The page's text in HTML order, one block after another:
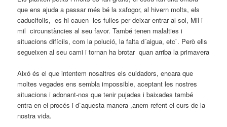
que ens ajuda a passar més bé la xafogor, al hivern molts, els
caducifolis, es hi cauen les fulles per deixar entrar al sol, Mil i
mil circunstàncies al seu favor. També tenen malalties i
situacions difícils, com la polució, la falta d´aigua, etc`. Però ells
segueixen al seu cami i tornan ha brotar quan arriba la primavera
Aixó és el que intentem nosaltres els cuidadors, encara que
moltes vegades ens sembla impossible, aceptant les nostres
situacions i adonant-nos que tenir pujades i baixades també
entra en el procés i d`aquesta manera ,anem refent el curs de la
nostra vida.